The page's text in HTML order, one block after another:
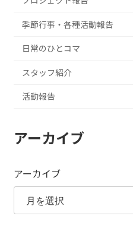
季節行事・各種活動報告
日常のひとコマ
スタッフ紹介
活動報告
アーカイブ
アーカイブ